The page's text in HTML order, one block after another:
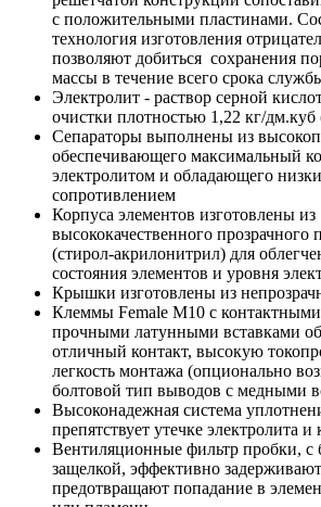
с положительными пластинами.
технология изготовления
позволяют добиться сохранения
массы в течение всего срока
Электролит - раствор серной
очистки плотностью 1,22 кг/
Сепараторы выполнены из
обеспечивающего максимальный
электролитом и обладающего
сопротивлением
Корпуса элементов изготовлены из
высококачественного прозрачного
(стирол-акрилонитрил) для
состояния элементов и уровня
Крышки изготовлены из
Клеммы Female М10 с
прочными латунными вставками
отличный контакт, высокую
легкость монтажа (опционально
болтовой тип выводов с медными
Высоконадежная система
препятствует утечке электролита
Вентиляционные фильтр пробки, с
защелкой, эффективно
предотвращают попадание в